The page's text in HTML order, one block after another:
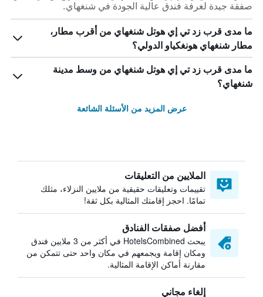
صفقة جيدة لغرفة فندق عالية الجودة في شنغهاي.
ما مدى قرب زد تي إي هوتل شنغهاي من أقرب مطار،
مطار شنغهاي هونغكياو الدولي؟
ما مدى قرب زد تي إي هوتل شنغهاي من وسط مدينة
شنغهاي؟
عرض المزيد من الأسئلة الشائعة
الملايين من التعليقات
تقييمات وتعليقات حقيقية من ملايين النزلاء، مثلك
تمامًا. احجز إقامتك المثالية بكل ثقة!
أفضل صفقات الفنادق
يبحث HotelsCombined في أكثر من 3 ملايين فندق
ومكان إقامة ويجمعهم في مكان واحد حتى تتمكن من
مقارنة أماكن الإقامة المثالية.
إلغاء مجاني